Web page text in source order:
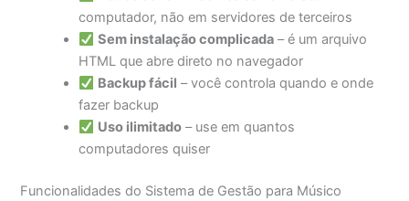
computador, não em servidores de terceiros
Sem instalação complicada– é um arquivo
HTML que abre direto no navegador
Backup fácil – você controla quando e onde
fazer backup
Uso ilimitado– use em quantos
computadores quiser
Funcionalidades do Sistema de Gestão para Músico